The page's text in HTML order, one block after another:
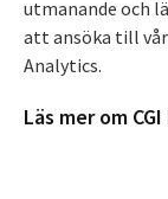
utmanande och
att ansöka till
Analytics.
Läs mer om